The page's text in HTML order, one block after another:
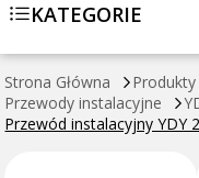
KATEGORIE
Strona Główna Produkty
Przewody instalacyjne
Przewód instalacyjny YDY